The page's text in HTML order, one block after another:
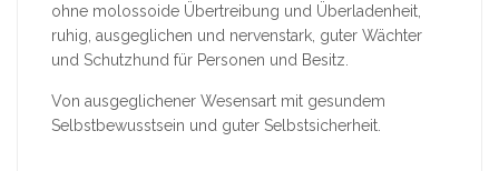
ohne molossoide Übertreibung und Überladenheit,
ruhig, ausgeglichen und nervenstark, guter Wächter
und Schutzhund für Personen und Besitz.
Von ausgeglichener Wesensart mit gesundem
Selbstbewusstsein und guter Selbstsicherheit.